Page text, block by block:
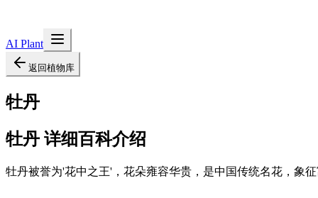
AI Plant
返回植物库
牡丹
牡丹 详细百科介绍
牡丹被誉为'花中之王'，花朵雍容华贵，是中国传统名花，象征